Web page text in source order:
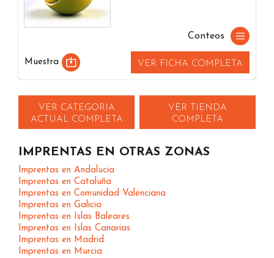
Conteos
Muestra VER FICHA COMPLETA
VER CATEGORIA
ACTUAL COMPLETA
VER TIENDA
COMPLETA
IMPRENTAS EN OTRAS ZONAS
Imprentas en Andalucia
Imprentas en Cataluña
Imprentas en Comunidad Valenciana
Imprentas en Galicia
Imprentas en Islas Baleares
Imprentas en Islas Canarias
Imprentas en Madrid
Imprentas en Murcia